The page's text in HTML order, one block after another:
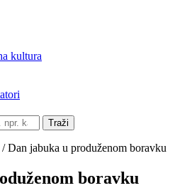
kultura
Traži
/ Dan jabuka u produženom boravku
boravku